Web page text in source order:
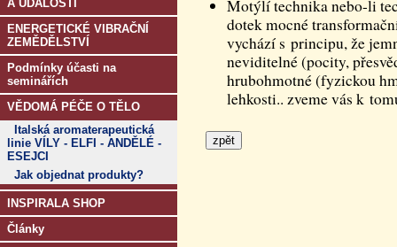
A UDÁLOSTÍ
ENERGETICKÉ VIBRAČNÍ
ZEMĚDĚLSTVÍ
Podmínky účasti na
seminářích
VĚDOMÁ PÉČE O TĚLO
Italská aromaterapeutická
linie VÍLY - ELFI - ANDĚLÉ -
ESEJCI
Jak objednat produkty?
INSPIRALA SHOP
Články
Motýlí technika nebo-li
dotek mocné
vychází s principu, že
neviditelné (pocity,
hrubohmotné (fyzickou
lehkosti.. zveme vás k